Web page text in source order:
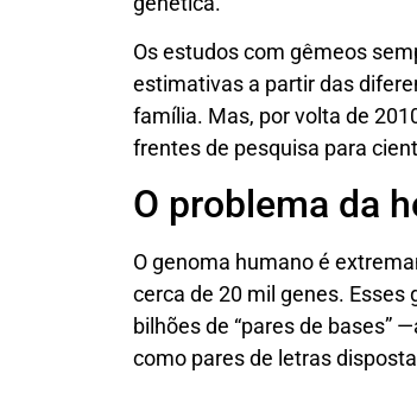
Os estudos com gêmeos
estimativas a partir das
família. Mas, por volta de
frentes de pesquisa para
O problema da
O genoma humano é
cerca de 20 mil genes.
bilhões de “pares de bases”
como pares de letras